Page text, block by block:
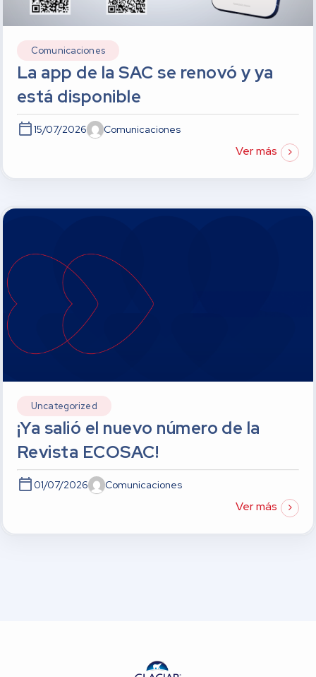
Comunicaciones
La app de la SAC se renovó y ya
está disponible
15/07/2026 Comunicaciones
Ver más
Uncategorized
¡Ya salió el nuevo número de la
Revista ECOSAC!
01/07/2026 Comunicaciones
Ver más